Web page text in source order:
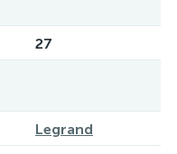
27
Legrand